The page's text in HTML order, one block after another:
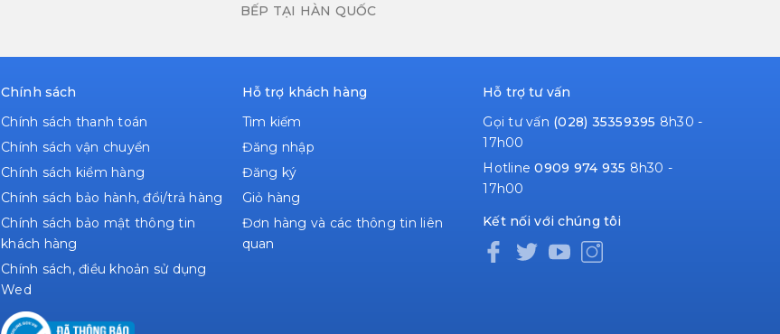
BẾP TẠI HÀN QUỐC
Chính sách
Chính sách thanh toán
Chính sách vận chuyển
Chính sách kiểm hàng
Chính sách bảo hành, đổi/trả hàng
Chính sách bảo mật thông tin
khách hàng
Chính sách, điều khoản sử dụng
Wed
Hỗ trợ khách hàng
Tìm kiếm
Đăng nhập
Đăng ký
Giỏ hàng
Đơn hàng và các thông tin liên
quan
Hỗ trợ tư vấn
Gọi tư vấn (028) 35359395 8h30 -
17h00
Hotline0909 974 935 8h30 -
17h00
Kết nối với chúng tôi